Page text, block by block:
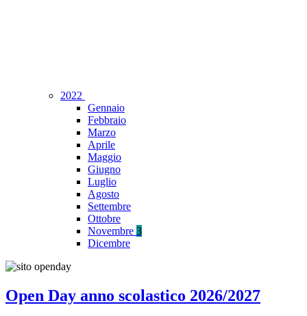
2022
Gennaio
Febbraio
Marzo
Aprile
Maggio
Giugno
Luglio
Agosto
Settembre
Ottobre
Novembre 3
Dicembre
Open Day anno scolastico 2026/2027